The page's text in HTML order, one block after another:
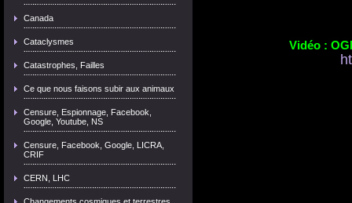
Canada
Cataclysmes
Catastrophes, Failles
Ce que nous faisons subir aux animaux
Censure, Espionnage, Facebook,
Google, Youtube, NS
Censure, Facebook, Google, LICRA,
CRIF
CERN, LHC
Vidéo :